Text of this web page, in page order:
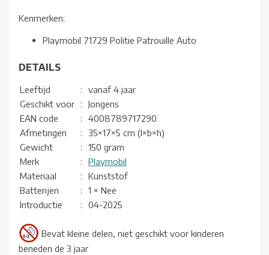
Kenmerken:
Playmobil 71729 Politie Patrouille Auto
DETAILS
Leeftijd :
vanaf 4 jaar
Geschikt voor
:
Jongens
EAN code
:
4008789717290
Afmetingen
:
35×17×5 cm (l×b×h)
Gewicht
:
150 gram
Merk
:
Playmobil
Materiaal
:
Kunststof
Batterijen
:
1 × Nee
Introductie
: 04-2025
Bevat kleine delen, niet geschikt voor kinderen
beneden de 3 jaar